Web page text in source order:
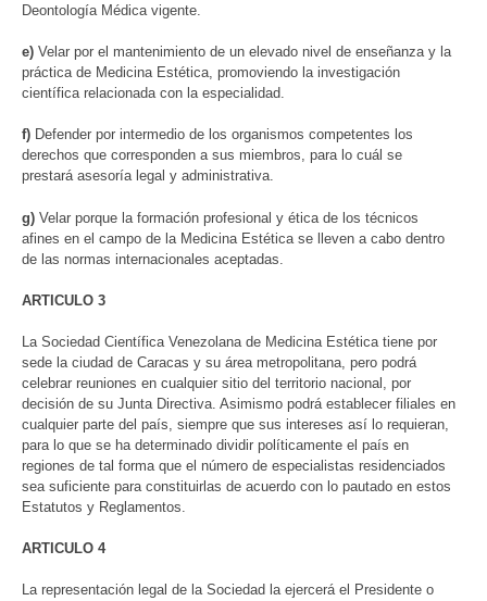
Deontología Médica vigente.
e) Velar por el mantenimiento de un elevado nivel de enseñanza y la
práctica de Medicina Estética, promoviendo la investigación
científica relacionada con la especialidad.
f) Defender por intermedio de los organismos competentes los
derechos que corresponden a sus miembros, para lo cuál se
prestará asesoría legal y administrativa.
g) Velar porque la formación profesional y ética de los técnicos
afines en el campo de la Medicina Estética se lleven a cabo dentro
de las normas internacionales aceptadas.
ARTICULO 3
La Sociedad Científica Venezolana de Medicina Estética tiene por
sede la ciudad de Caracas y su área metropolitana, pero podrá
celebrar reuniones en cualquier sitio del territorio nacional, por
decisión de su Junta Directiva. Asimismo podrá establecer filiales en
cualquier parte del país, siempre que sus intereses así lo requieran,
para lo que se ha determinado dividir políticamente el país en
regiones de tal forma que el número de especialistas residenciados
sea suficiente para constituirlas de acuerdo con lo pautado en estos
Estatutos y Reglamentos.
ARTICULO 4
La representación legal de la Sociedad la ejercerá el Presidente o